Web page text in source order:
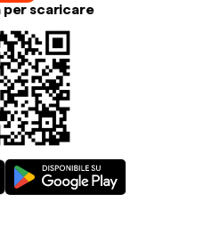
per scaricare